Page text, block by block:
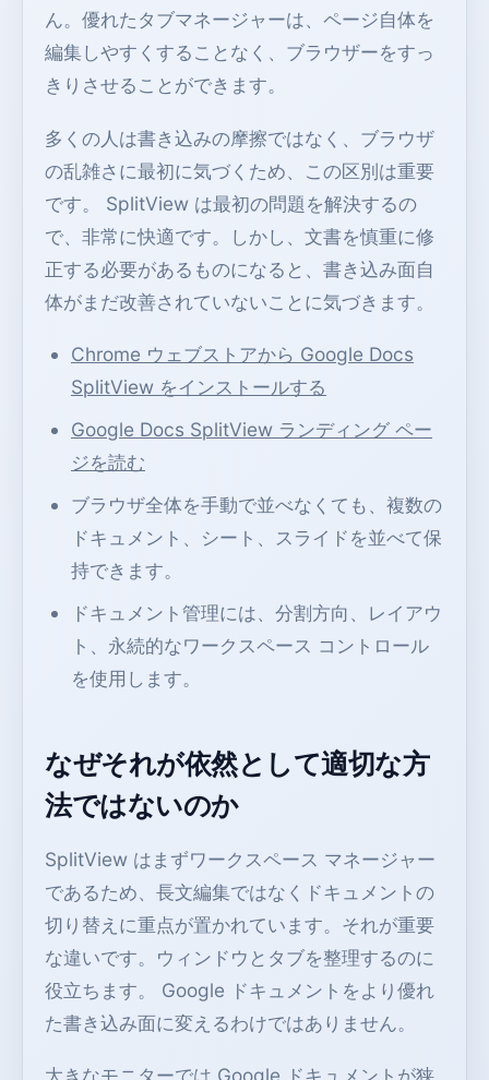
ん。優れたタブマネージャーは、ページ自体を
編集しやすくすることなく、ブラウザーをすっ
きりさせることができます。
多くの人は書き込みの摩擦ではなく、ブラウザ
の乱雑さに最初に気づくため、この区別は重要
です。 SplitView は最初の問題を解決するの
で、非常に快適です。しかし、文書を慎重に修
正する必要があるものになると、書き込み面自
体がまだ改善されていないことに気づきます。
Chrome ウェブストアから Google Docs
SplitView をインストールする
Google Docs SplitView ランディング ペー
ジを読む
ブラウザ全体を手動で並べなくても、複数の
ドキュメント、シート、スライドを並べて保
持できます。
ドキュメント管理には、分割方向、レイアウ
ト、永続的なワークスペース コントロール
を使用します。
なぜそれが依然として適切な方
法ではないのか
SplitView はまずワークスペース マネージャー
であるため、長文編集ではなくドキュメントの
切り替えに重点が置かれています。それが重要
な違いです。ウィンドウとタブを整理するのに
役立ちます。 Google ドキュメントをより優れ
た書き込み面に変えるわけではありません。
大きなモニターでは Google ドキュメントが狭